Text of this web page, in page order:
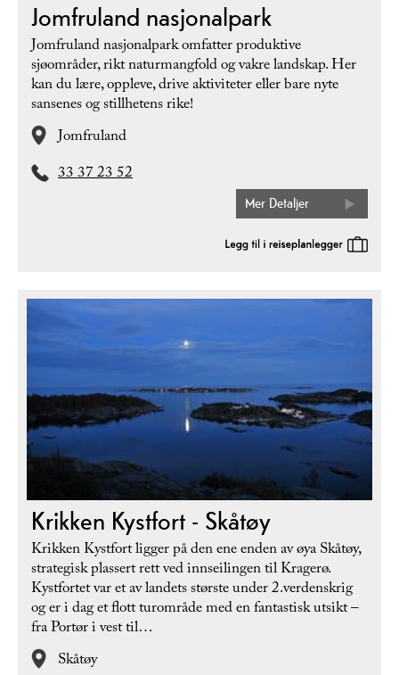
Jomfruland nasjonalpark
Jomfruland nasjonalpark omfatter produktive
sjøområder, rikt naturmangfold og vakre landskap. Her
kan du lære, oppleve, drive aktiviteter eller bare nyte
sansenes og stillhetens rike!
Jomfruland
33 37 23 52
Mer Detaljer
Krikken Kystfort - Skåtøy
Krikken Kystfort ligger på den ene enden av øya Skåtøy,
strategisk plassert rett ved innseilingen til Kragerø.
Kystfortet var et av landets største under 2.verdenskrig
og er i dag et flott turområde med en fantastisk utsikt –
fra Portør i vest til…
Skåtøy